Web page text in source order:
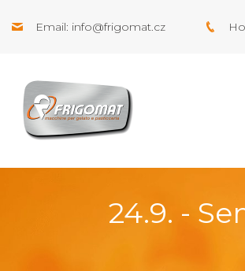
Email: info@frigomat.cz
24.9. -